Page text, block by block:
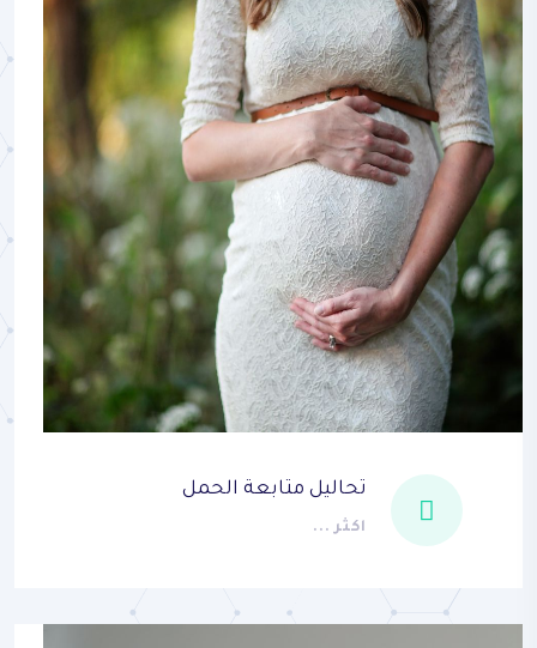
تحاليل متابعة الحمل
اكثر ...